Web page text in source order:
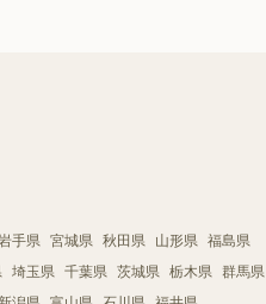
手県 宮城県 秋田県 山形県 福島県
埼玉県 千葉県 茨城県 栃木県 群馬県